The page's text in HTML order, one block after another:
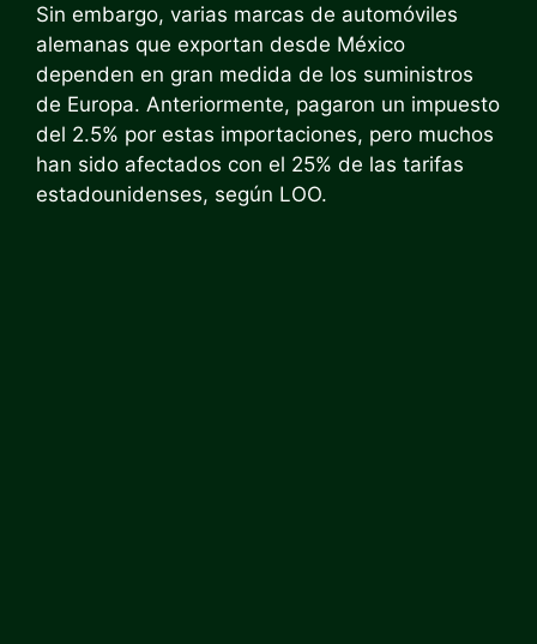
Sin embargo, varias marcas de automóviles
alemanas que exportan desde México
dependen en gran medida de los suministros
de Europa. Anteriormente, pagaron un impuesto
del 2.5% por estas importaciones, pero muchos
han sido afectados con el 25% de las tarifas
estadounidenses, según LOO.